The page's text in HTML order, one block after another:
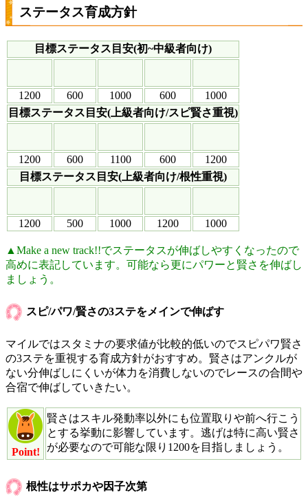
ステータス育成方針
目標ステータス目安(初~中級者向け)
1200 600 1000 600
1000
目標ステータス目安(上級者向け/スピ賢さ重視)
1200 600 1100 600
1200
目標ステータス目安(上級者向け/根性重視)
1200 500 1000 1200 1000
▲Make a new track!!でステータスが伸ばしやすくなったので
高めに表記しています。可能なら更にパワーと賢さを伸ばし
ましょう。
スピ/パワ/賢さの3ステをメインで伸ばす
マイルではスタミナの要求値が比較的低いのでスピパワ賢さ
の3ステを重視する育成方針がおすすめ。賢さはアンクルが
ない分伸ばしにくいが体力を消費しないのでレースの合間や
合宿で伸ばしていきたい。
Point!
賢さはスキル発動率以外にも位置取りや前へ行こう
とする挙動に影響しています。逃げは特に高い賢さ
が必要なので可能な限り1200を目指しましょう。
根性はサポカや因子次第